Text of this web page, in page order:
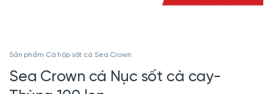
Sản phẩm Cá hộp sốt cà Sea Crown
Sea Crown cá Nục sốt cà cay-